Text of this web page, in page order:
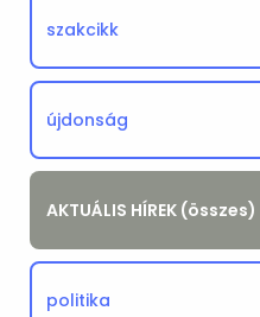
szakcikk
újdonság
AKTUÁLIS HÍREK (összes)
politika